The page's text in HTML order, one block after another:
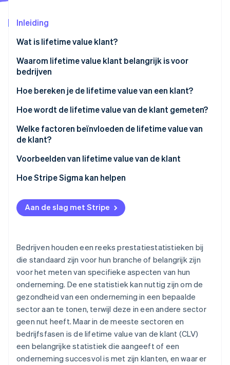
Climate
Online identiteitsverificatie
Ontdek hoe Stripe de economische
Partners
Stripe App Marketplace
Inleiding
Wat is lifetime value klant?
Waarom lifetime value klant belangrijk is voor
bedrijven
Hoe bereken je de lifetime value van een klant?
Hoe wordt de lifetime value van de klant gemeten?
Welke factoren beïnvloeden de lifetime value van
de klant?
Hoe je de lifetime value van de klant kunt verhogen
Hoe maak je je klanten loyaal?
Voorbeelden van lifetime value van de klant
Voorbeelden van lifetime value van de klant voor
Voorbeelden van lifetime value van de klant voor
SaaS-ondernemingen
commerce
Hoe Stripe Sigma kan helpen
Aan de slag met Stripe
Bedrijven houden een reeks prestatiestatistieken bij
die standaard zijn voor hun branche of belangrijk zijn
voor het meten van specifieke aspecten van hun
onderneming. De ene statistiek kan nuttig zijn om de
gezondheid van een onderneming in een bepaalde
sector aan te tonen, terwijl deze in een andere sector
geen nut heeft. Maar in de meeste sectoren en
bedrijfsfasen is de lifetime value van de klant (CLV)
een belangrijke statistiek die aangeeft of een
onderneming succesvol is met zijn klanten, en waar er